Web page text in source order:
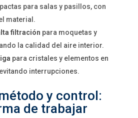
para salas y pasillos, con
material.
filtración para moquetas y
la calidad del aire interior.
para cristales y elementos en
interrupciones.
y control:
de trabajar